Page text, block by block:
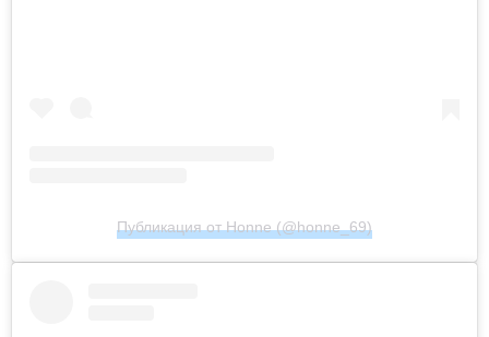
Публикация от Honne (@honne_69)